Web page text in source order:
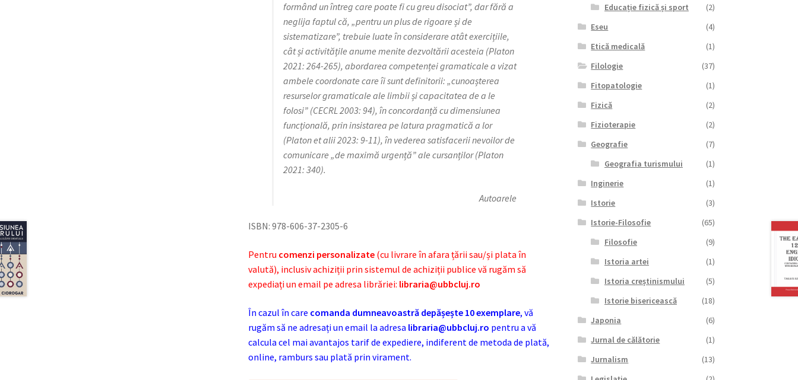
formând un întreg care poate fi cu greu disociat”, dar fără a
neglija faptul că, „pentru un plus de rigoare și de
sistematizare”, trebuie luate în considerare atât exercițiile,
cât și activitățile anume menite dezvoltării acesteia (Platon
2021: 264-265), abordarea competenței gramaticale a vizat
ambele coordonate care îi sunt definitorii: „cunoașterea
resurselor gramaticale ale limbii și capacitatea de a le
folosi” (CECRL 2003: 94), în concordanță cu dimensiunea
funcțională, prin insistarea pe latura pragmatică a lor
(Platon et alii 2023: 9-11), în vederea satisfacerii nevoilor de
comunicare „de maximă urgență” ale cursanților (Platon
2021: 340).
Autoarele
ISBN: 978-606-37-2305-6
Pentru comenzi personalizate(cu livrare în afara țării sau/și plata în
valută), inclusiv achiziții prin sistemul de achiziții publice vă rugăm să
expediați un email pe adresa librăriei: libraria@ubbcluj.ro
În cazul în care comanda dumneavoastră depășește 10 exemplare, vă
rugăm să ne adresați un email la adresa libraria@ubbcluj.ro pentru a vă
calcula cel mai avantajos tarif de expediere, indiferent de metoda de plată,
online, ramburs sau plată prin virament.
Educație fizică și sport
(2)
Eseu
(4)
Etică medicală
(1)
Filologie
(37)
Fitopatologie
(1)
Fizică
(2)
Fizioterapie
(2)
Geografie
(7)
Geografia turismului
(1)
Inginerie
(1)
Istorie
(3)
Istorie-Filosofie
(65)
Filosofie
(9)
Istoria artei
(1)
Istoria creștinismului
(5)
Istorie bisericească
(18)
Japonia
(6)
Jurnal de călătorie
(1)
Jurnalism
(13)